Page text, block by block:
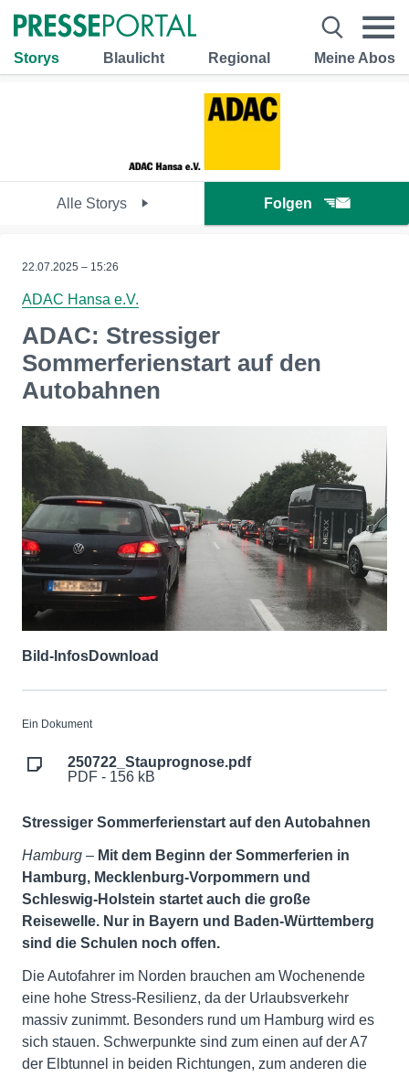
Storys Blaulicht Regional Meine Abos
Alle Storys Folgen
22.07.2025 – 15:26
ADAC Hansa e.V.
ADAC: Stressiger
Sommerferienstart auf den
Autobahnen
Bild-InfosDownload
Ein Dokument
250722_Stauprognose.pdf
PDF - 156 kB
Stressiger Sommerferienstart auf den Autobahnen
Hamburg – Mit dem Beginn der Sommerferien in
Hamburg, Mecklenburg-Vorpommern und
Schleswig-Holstein startet auch die große
Reisewelle. Nur in Bayern und Baden-Württemberg
sind die Schulen noch offen.
Die Autofahrer im Norden brauchen am Wochenende
eine hohe Stress-Resilienz, da der Urlaubsverkehr
massiv zunimmt. Besonders rund um Hamburg wird es
sich stauen. Schwerpunkte sind zum einen auf der A7
der Elbtunnel in beiden Richtungen, zum anderen die